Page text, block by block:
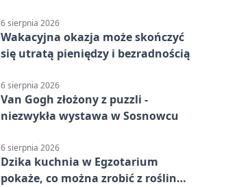
6 sierpnia 2026
Wakacyjna okazja może skończyć
się utratą pieniędzy i bezradnością
6 sierpnia 2026
Van Gogh złożony z puzzli -
niezwykła wystawa w Sosnowcu
6 sierpnia 2026
Dzika kuchnia w Egzotarium
pokaże, co można zrobić z roślin